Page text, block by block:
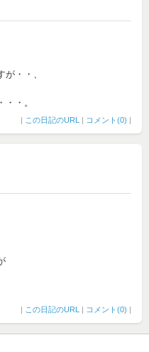
・・、
・。
| この日記のURL | コメント(0) |
| この日記のURL | コメント(0) |